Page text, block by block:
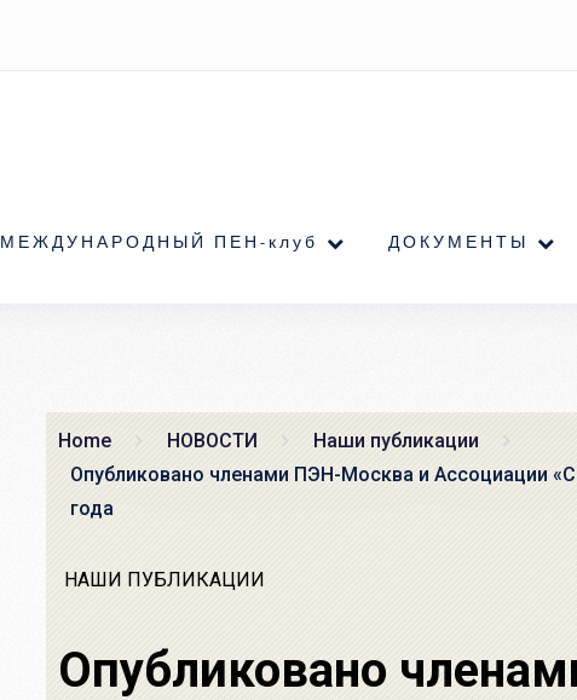
МЕЖДУНАРОДНЫЙ ПЕН-клуб ДОКУМЕНТЫ
Home НОВОСТИ
Наши публикации
Опубликовано членами ПЭН-Москва и Ассоциации
года
НАШИ ПУБЛИКАЦИИ
Опубликовано